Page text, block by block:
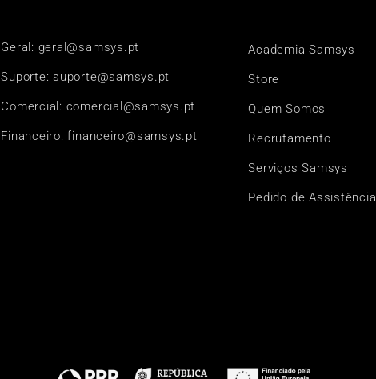
Geral: geral@samsys.pt
Suporte: suporte@samsys.pt
Comercial: comercial@samsys.pt
Financeiro: financeiro@samsys.pt
Academia Samsys
Store
Quem Somos
Recrutamento
Serviços Samsys
Pedido de Assistência